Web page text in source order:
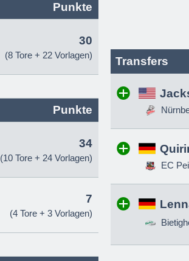
Punkte
30
(8 Tore + 22 Vorlagen)
Punkte
34
(10 Tore + 24 Vorlagen)
7
(4 Tore + 3 Vorlagen)
Transfers
EC